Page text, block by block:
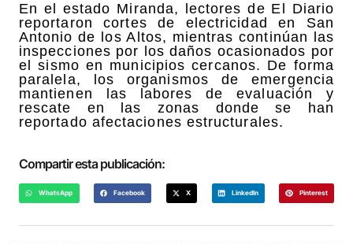
En el estado Miranda, lectores de El Diario
reportaron cortes de electricidad en San
Antonio de los Altos, mientras continúan las
inspecciones por los daños ocasionados por
el sismo en municipios cercanos. De forma
paralela, los organismos de emergencia
mantienen las labores de evaluación y
rescate en las zonas donde se han
reportado afectaciones estructurales.
Compartir esta publicación:
WhatsApp Facebook X LinkedIn Pinterest